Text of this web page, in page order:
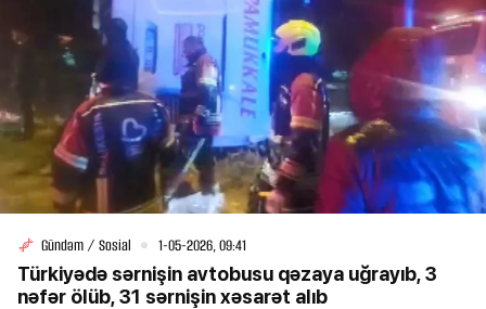
Gündəm / Sosial 1-05-2026, 09:41
Türkiyədə sərnişin avtobusu qəzaya uğrayıb, 3
nəfər ölüb, 31 sərnişin xəsarət alıb